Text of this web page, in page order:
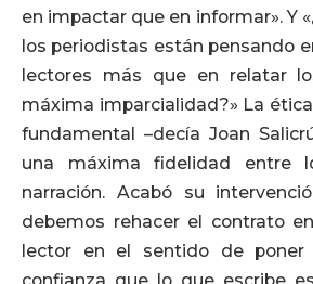
en impactar que en informar». Y
los periodistas están pensando
lectores más que en relatar
máxima imparcialidad?» La
fundamental –decía Joan
una máxima fidelidad entre
narración. Acabó su
debemos rehacer el contrato
lector en el sentido de poner